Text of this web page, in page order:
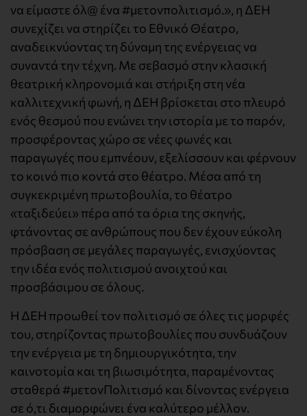
να είμαστε όλ@ ένα #μετονπολιτισμό.», η ΔΕΗ
συνεχίζει να στηρίζει το Εθνικό Θέατρο,
αναδεικνύοντας τη δύναμη της ενέργειας να
συναντά την τέχνη. Με σεβασμό στην κλασική
θεατρική κληρονομιά και στήριξη στη νέα
καλλιτεχνική φωνή, η ΔΕΗ βρίσκεται στο πλευρό
ενός θεσμού που ενώνει την ιστορία με το παρόν,
προσφέροντας χώρο σε νέες φωνές και
παραγωγές που εμπνέουν, εξελίσσουν και φέρνουν
το κοινό πιο κοντά στο θέατρο. Μέσα από τη
συγκεκριμένη πρωτοβουλία, το θέατρο
«ταξιδεύει» πέρα από τα όρια της σκηνής,
φτάνοντας σε ανθρώπους που δεν έχουν εύκολη
πρόσβαση σε μεγάλες παραγωγές, ενισχύοντας
την ιδέα ενός πολιτισμού ανοιχτού και
προσβάσιμου σε όλους.
Η ΔΕΗ προωθεί τον πολιτισμό σε όλες τις μορφές
του, στηρίζοντας πρωτοβουλίες που συνδυάζουν
την ενέργεια με τη δημιουργικότητα, την
καινοτομία και τη βιωσιμότητα, παραμένοντας
σταθερά #μετονΠολιτισμό και δίνοντας ενέργεια
σε ό,τι διαμορφώνει ένα καλύτερο μέλλον.